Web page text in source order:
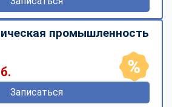
промышленность
Записаться